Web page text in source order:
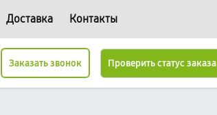
Доставка Контакты
Заказать звонок Проверить статус заказа